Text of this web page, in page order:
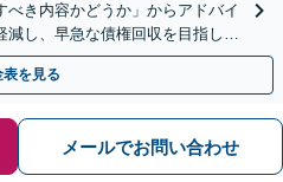
き内容かどうか」からアドバイ
減し、早急な債権回収を目指しま
表を見る
メールでお問い合わせ